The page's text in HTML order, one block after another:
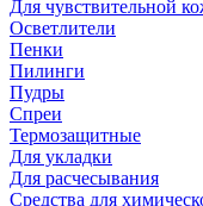
Для чувствительной
Осветлители
Пенки
Пилинги
Пудры
Спреи
Термозащитные
Для укладки
Для расчесывания
Средства для